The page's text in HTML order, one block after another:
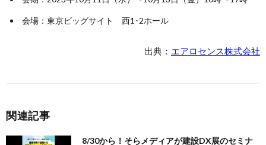
会場：東京ビッグサイト 西1･2ホール
出典： エアロセンス株式会社
関連記事
8/30から！そらメディアが建設DX展のセミナ